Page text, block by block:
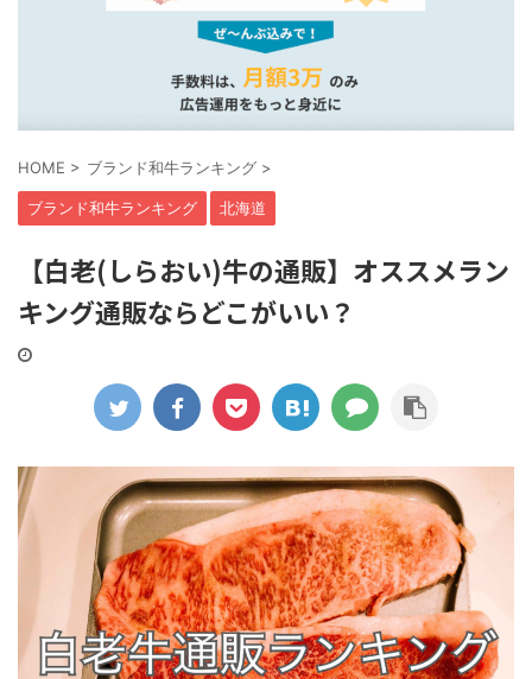
HOME > ブランド和牛ランキング >
ブランド和牛ランキング 北海道
【白老(しらおい)牛の通販】オススメラン
キング通販ならどこがいい？